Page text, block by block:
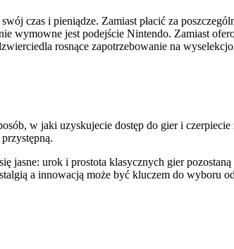
czas i pieniądze. Zamiast płacić za
wymowne jest podejście Nintendo. Zamiast
rosnące zapotrzebowanie na
w jaki uzyskujecie dostęp do gier i
urok i prostota klasycznych gier
a innowacją może być kluczem do wyboru